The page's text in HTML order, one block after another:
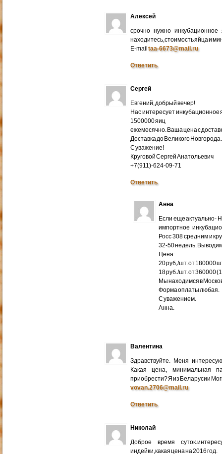
Алексей
срочно нужно
находитесь,стоимость яйца и
E-mailtaa-6673@mail.ru
Ответить
Сергей
Евгений, добрый вечер!
Нас интересует инкубационное
1500000 яиц
ежемесячно. Ваша цена с
Доставка до Великого Новгорода.
С уважение!
Круговой Сергей Анатольевич
+7(911)-624-09-71
Ответить
Анна
Если еще актуально-
импортное
Росс 308 средним и
32-50 недель.
Цена:
20 руб,/шт. от 180000
18 руб./шт. от 360000
Мы находимся в
Форма оплаты любая.
С уважением.
Анна.
Валентина
Здравствуйте. Меня
Какая цена, минимальная
приобрести? Я из Беларусии
vovan.2706@mail.ru
Ответить
Николай
Доброе время
индейки,какая цена на 2016 год.